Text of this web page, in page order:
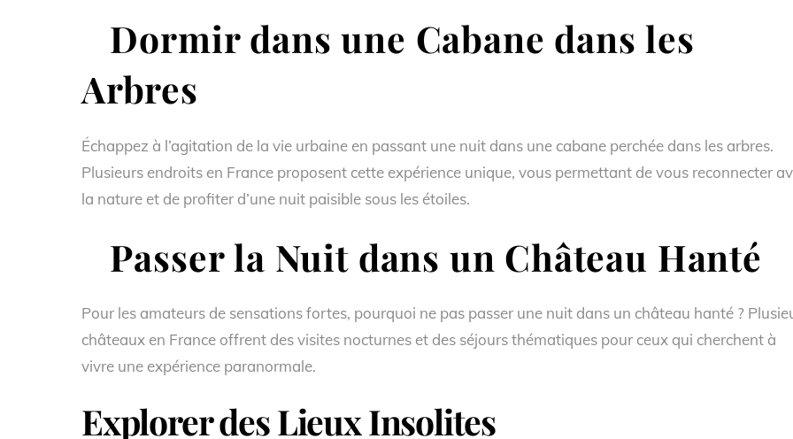
Dormir dans une Cabane dans les
Arbres
Échappez à l’agitation de la vie urbaine en passant une nuit dans une cabane perchée dans les arbres.
Plusieurs endroits en France proposent cette expérience unique, vous permettant de vous reconnecter
la nature et de profiter d’une nuit paisible sous les étoiles.
Passer la Nuit dans un Château Hanté
Pour les amateurs de sensations fortes, pourquoi ne pas passer une nuit dans un château hanté ?
châteaux en France offrent des visites nocturnes et des séjours thématiques pour ceux qui cherchent à
vivre une expérience paranormale.
Explorer des Lieux Insolites